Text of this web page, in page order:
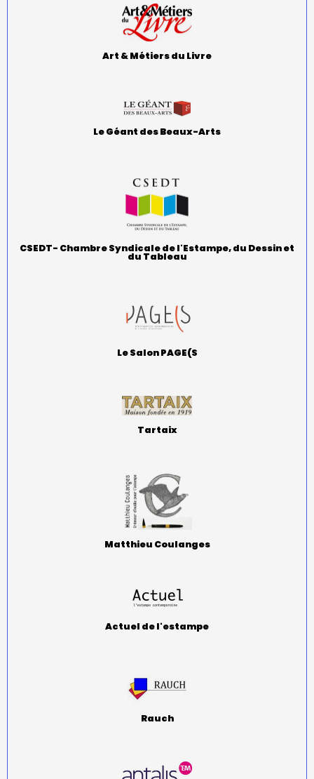
Art & Métiers du Livre
Le Géant des Beaux-Arts
CSEDT- Chambre Syndicale de l'Estampe, du Dessin et
du Tableau
Le Salon PAGE(S
Tartaix
Matthieu Coulanges
Actuel de l'estampe
Rauch